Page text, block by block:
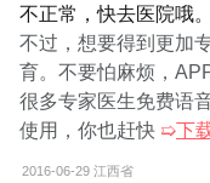
不正常，快去医院哦。
不过，想要得到更加
育。不要怕麻烦，
很多专家医生免费语
使用，你也赶快 ➯下
2016-06-29 江西省